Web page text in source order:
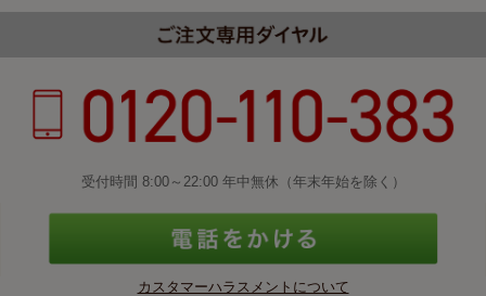
受付時間 8:00～22:00 年中無休（年末年始を除く）
カスタマーハラスメントについて